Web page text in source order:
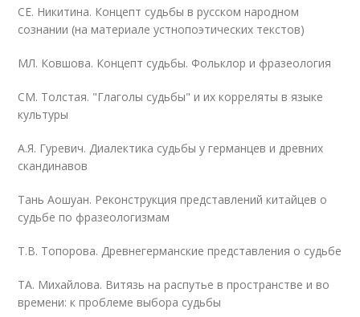
СЕ. Никитина. Концепт судьбы в русском народном
сознании (на материале устнопоэтических текстов)
МЛ. Ковшова. Концепт судьбы. Фольклор и фразеология
СМ. Толстая. "Глаголы судьбы" и их корреляты в языке
культуры
А.Я. Гуревич. Диалектика судьбы у германцев и древних
скандинавов
Тань Аошуан. Реконструкция представлений китайцев о
судьбе по фразеологизмам
Т.В. Топорова. Древнегерманские представления о судьбе
ТА. Михайлова. Витязь на распутье в пространстве и во
времени: к проблеме выбора судьбы